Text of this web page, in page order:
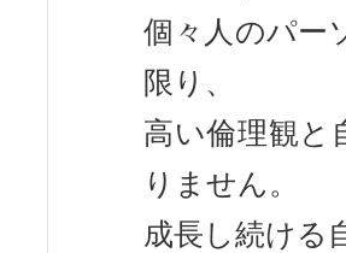
個々人のパー
限り、
高い倫理観と
りません。
成長し続ける